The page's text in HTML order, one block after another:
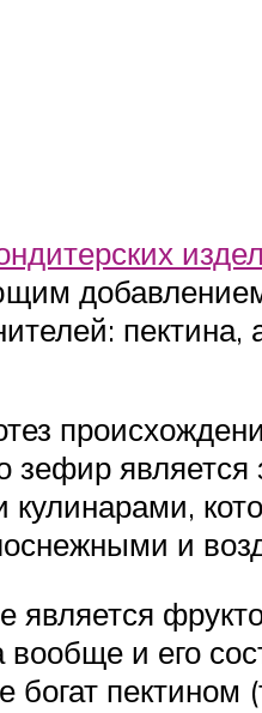
зефир
кулинарами,
и
является
вообще и его
пектином